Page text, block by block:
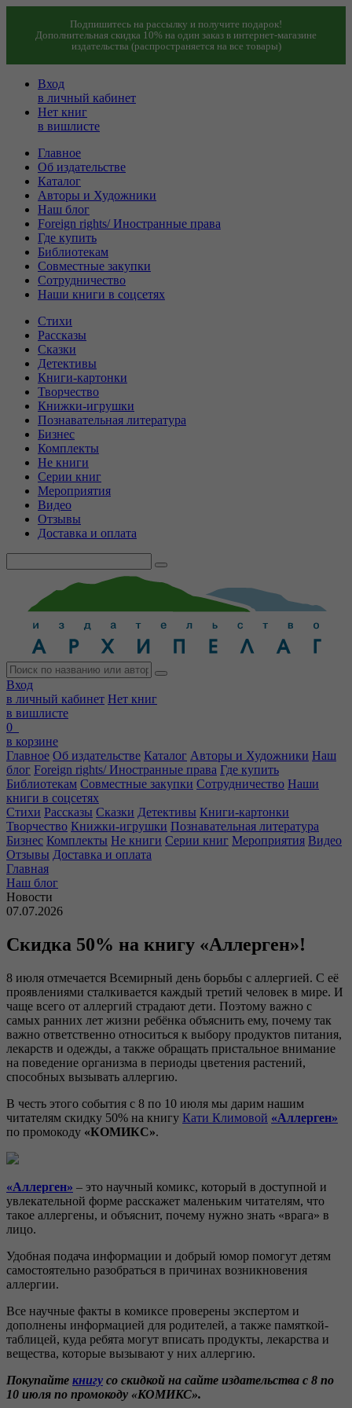
Подпишитесь на рассылку и получите подарок!
Дополнительная скидка 10% на один заказ в интернет-магазине
издательства (распространяется на все товары)
Вход
в личный кабинет
Нет книг
в вишлисте
Главное
Об издательстве
Каталог
Авторы и Художники
Наш блог
Foreign rights/ Иностранные права
Где купить
Библиотекам
Совместные закупки
Сотрудничество
Наши книги в соцсетях
Стихи
Рассказы
Сказки
Детективы
Книги-картонки
Творчество
Книжки-игрушки
Познавательная литература
Бизнес
Комплекты
Не книги
Серии книг
Мероприятия
Видео
Отзывы
Доставка и оплата
Вход
в личный кабинет Нет книг
в вишлисте
0
в корзине
Главное Об издательстве Каталог Авторы и Художники Наш
блог Foreign rights/ Иностранные права Где купить
Библиотекам Совместные закупки Сотрудничество Наши
книги в соцсетях
Стихи Рассказы Сказки Детективы Книги-картонки
Творчество Книжки-игрушки Познавательная литература
Бизнес Комплекты Не книги Серии книг Мероприятия Видео
Отзывы Доставка и оплата
Главная
Наш блог
Новости
07.07.2026
Скидка 50% на книгу «Аллерген»!
8 июля отмечается Всемирный день борьбы с аллергией. С её
проявлениями сталкивается каждый третий человек в мире. И
чаще всего от аллергий страдают дети. Поэтому важно с
самых ранних лет жизни ребёнка объяснить ему, почему так
важно ответственно относиться к выбору продуктов питания,
лекарств и одежды, а также обращать пристальное внимание
на поведение организма в периоды цветения растений,
способных вызывать аллергию.
В честь этого события с 8 по 10 июля мы дарим нашим
читателям скидку 50% на книгу Кати Климовой «Аллерген»
по промокоду «КОМИКС».
«Аллерген» – это научный комикс, который в доступной и
увлекательной форме расскажет маленьким читателям, что
такое аллергены, и объяснит, почему нужно знать «врага» в
лицо.
Удобная подача информации и добрый юмор помогут детям
самостоятельно разобраться в причинах возникновения
аллергии.
Все научные факты в комиксе проверены экспертом и
дополнены информацией для родителей, а также памяткой-
таблицей, куда ребята могут вписать продукты, лекарства и
вещества, которые вызывают у них аллергию.
Покупайте книгу со скидкой на сайте издательства с 8 по
10 июля по промокоду «КОМИКС».